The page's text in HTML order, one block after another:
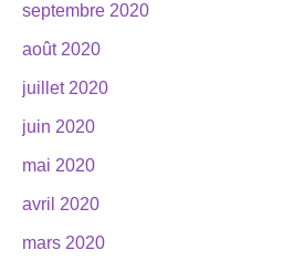
septembre 2020
août 2020
juillet 2020
juin 2020
mai 2020
avril 2020
mars 2020